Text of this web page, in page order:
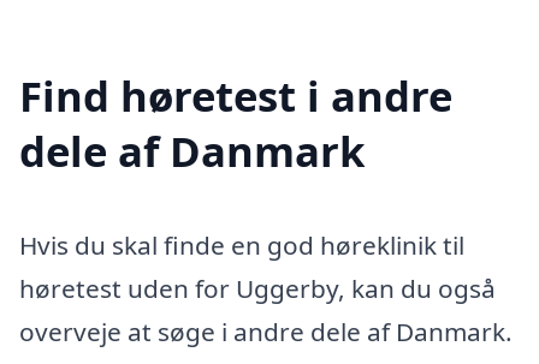
Find høretest i andre
dele af Danmark
Hvis du skal finde en god høreklinik til
høretest uden for Uggerby, kan du også
overveje at søge i andre dele af Danmark.